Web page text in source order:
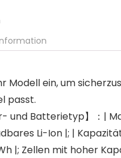
Modell ein, um
passt.
und Batterietyp】：|
Li-Ion |; |
|; Zellen mit hoher